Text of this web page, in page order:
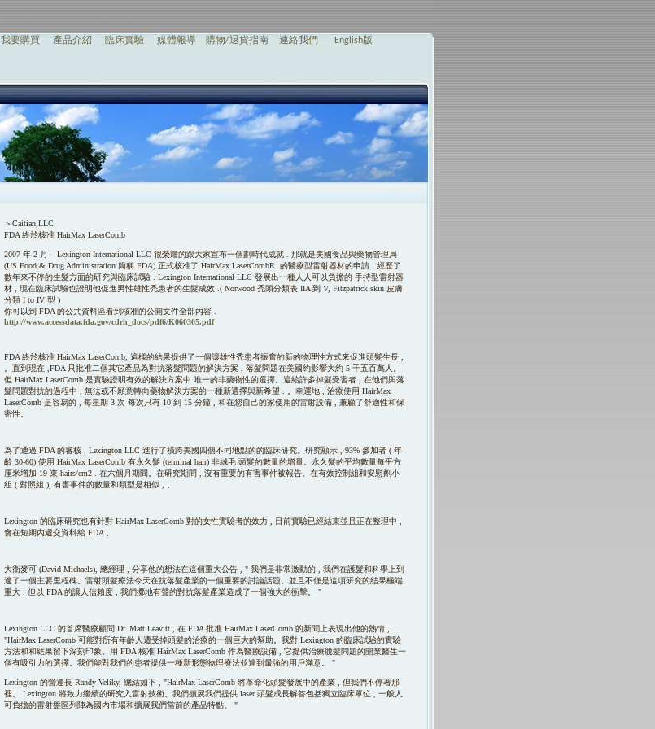
我要購買 產品介紹 臨床實驗 媒體報導 購物/退貨指南 連絡我們 English版
＞Caitian,LLC
FDA 終於核准 HairMax LaserComb
2007 年 2 月 – Lexington International LLC 很榮耀的跟大家宣布一個劃時代成就 . 那就是美國食品與藥物管理局
(US Food & Drug Administration 簡稱 FDA) 正式核准了 HairMax LaserCombR. 的醫療型雷射器材的申請 . 經歷了
數年來不停的生髮方面的研究與臨床試驗 . Lexington International LLC 發展出一種人人可以負擔的 手持型雷射器
材 , 現在臨床試驗也證明他促進男性雄性禿患者的生髮成效 .( Norwood 禿頭分類表 IIA 到 V, Fitzpatrick skin 皮膚
分類 I to IV 型 )
你可以到 FDA 的公共資料區看到核准的公開文件全部內容 .
http://www.accessdata.fda.gov/cdrh_docs/pdf6/K060305.pdf
FDA 終於核准 HairMax LaserComb, 這樣的結果提供了一個讓雄性禿患者振奮的新的物理性方式來促進頭髮生長 ,
。直到現在 ,FDA 只批准二個其它產品為對抗落髮問題的解決方案 , 落髮問題在美國約影響大約 5 千五百萬人。
但 HairMax LaserComb 是實驗證明有效的解決方案中 唯一的非藥物性的選擇。這給許多掉髮受害者 , 在他們與落
髮問題對抗的過程中 , 無法或不願意轉向藥物解決方案的一種新選擇與新希望 . 。幸運地 , 治療使用 HairMax
LaserComb 是容易的 , 每星期 3 次 每次只有 10 到 15 分鐘 , 和在您自己的家使用的雷射設備 , 兼顧了舒適性和保
密性。
為了通過 FDA 的審核 , Lexington LLC 進行了橫跨美國四個不同地點的的臨床研究。研究顯示 , 93% 參加者 ( 年
齡 30-60) 使用 HairMax LaserComb 有永久髮 (terminal hair) 非絨毛 頭髮的數量的增量。永久髮的平均數量每平方
厘米增加 19 束 hairs/cm2 . 在六個月期間。在研究期間 , 沒有重要的有害事件被報告。在有效控制組和安慰劑小
組 ( 對照組 ), 有害事件的數量和類型是相似 , 。
Lexington 的臨床研究也有針對 HairMax LaserComb 對的女性實驗者的效力 , 目前實驗已經結束並且正在整理中 ,
會在短期內遞交資料給 FDA 。
大衛麥可 (David Michaels), 總經理 , 分享他的想法在這個重大公告 , " 我們是非常激動的 , 我們在護髮和科學上到
達了一個主要里程碑。雷射頭髮療法今天在抗落髮產業的一個重要的討論話題。並且不僅是這項研究的結果極端
重大 , 但以 FDA 的讓人信賴度 , 我們擲地有聲的對抗落髮產業造成了一個強大的衝擊。 "
Lexington LLC 的首席醫療顧問 Dr. Matt Leavitt , 在 FDA 批准 HairMax LaserComb 的新聞上表現出他的熱情 ,
"HairMax LaserComb 可能對所有年齡人遭受掉頭髮的治療的一個巨大的幫助。我對 Lexington 的臨床試驗的實驗
方法和和結果留下深刻印象。用 FDA 核准 HairMax LaserComb 作為醫療設備 , 它提供治療脫髮問題的開業醫生一
個有吸引力的選擇。我們能對我們的患者提供一種新形態物理療法並達到最強的用戶滿意。 "
Lexington 的營運長 Randy Veliky, 總結如下 , "HairMax LaserComb 將革命化頭髮發展中的產業 , 但我們不停著那
裡。 Lexington 將致力繼續的研究入雷射技術。我們擴展我們提供 laser 頭髮成長解答包括獨立臨床單位 , 一般人
可負擔的雷射盤區列陣為國內市場和擴展我們當前的產品特點。 "